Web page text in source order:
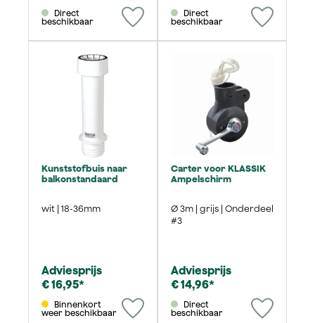
beschikbaar
beschikbaar
Kunststofbuis naar
balkonstandaard
wit | 18-36mm
Adviesprijs
€ 16,95*
weer beschikbaar
Carter voor KLASSIK
Ampelschirm
Ø 3m | grijs | Onderdeel
#3
Adviesprijs
€ 14,96*
beschikbaar